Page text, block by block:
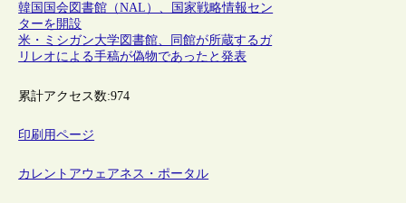
韓国国会図書館（NAL）、国家戦略情報セン
ターを開設
米・ミシガン大学図書館、同館が所蔵するガ
リレオによる手稿が偽物であったと発表
累計アクセス数:974
印刷用ページ
カレントアウェアネス・ポータル